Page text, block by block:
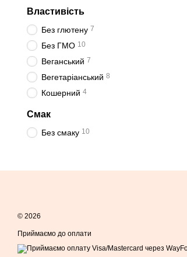
Властивість
Без глютену 7
Без ГМО 10
Веганський 7
Вегетаріанський 8
Кошерний 4
Смак
Без смаку 10
© 2026
Приймаємо до оплати